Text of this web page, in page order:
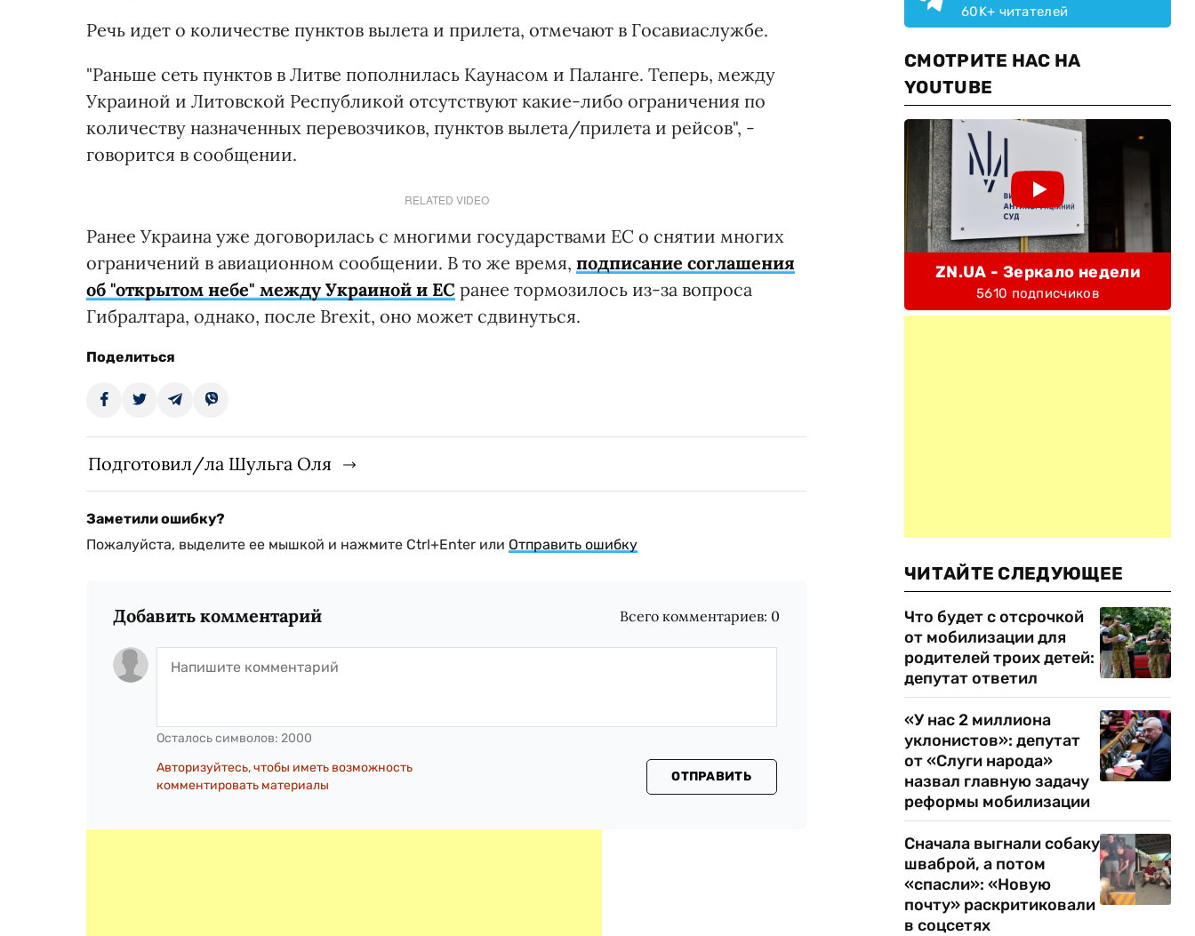
Речь идет о количестве пунктов вылета и прилета, отмечают в Госавиаслужбе.
"Раньше сеть пунктов в Литве пополнилась Каунасом и Паланге. Теперь, между
Украиной и Литовской Республикой отсутствуют какие-либо ограничения по
количеству назначенных перевозчиков, пунктов вылета/прилета и рейсов", -
говорится в сообщении.
RELATED VIDEO
Ранее Украина уже договорилась с многими государствами ЕС о снятии многих
ограничений в авиационном сообщении. В то же время, подписание соглашения
об "открытом небе" между Украиной и ЕС ранее тормозилось из-за вопроса
Гибралтара, однако, после Brexit, оно может сдвинуться.
Поделиться
Подготовил/ла Шульга Оля
Заметили ошибку?
Пожалуйста, выделите ее мышкой и нажмите Ctrl+Enter или Отправить ошибку
Добавить комментарий Всего комментариев: 0
Осталось символов: 2000
Авторизуйтесь, чтобы иметь возможность
комментировать материалы
ОТПРАВИТЬ
60K+ читателей
СМОТРИТЕ НАС НА
YOUTUBE
ZN.UA - Зеркало недели
5610 подписчиков
ЧИТАЙТЕ СЛЕДУЮЩЕЕ
Что будет с отсрочкой
от мобилизации для
родителей троих детей:
депутат ответил
«У нас 2 миллиона
уклонистов»: депутат
от «Слуги народа»
назвал главную задачу
реформы мобилизации
Сначала выгнали собаку
шваброй, а потом
«спасли»: «Новую
почту» раскритиковали
в соцсетях